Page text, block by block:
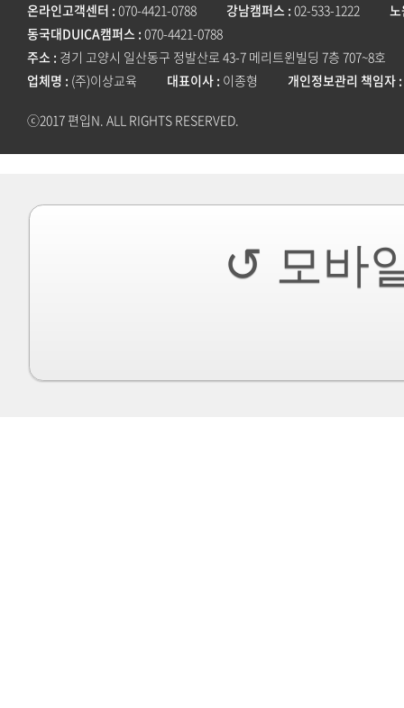
온라인고객센터 070-4421-0788 강남캠퍼스 02-533-1222
동국대DUICA캠퍼스 070-4421-0788
주소 경기 고양시 일산동구 정발산로 43-7 메리트윈빌딩 7층 707~8호
업체명 (주)이상교육 대표이사 이종형 개인정보관리 책임자
ⓒ2017 편입N. ALL RIGHTS RESERVED.
↺ 모바